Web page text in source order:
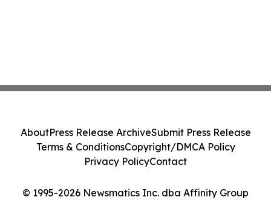
© 1995-2026 Newsmatics Inc. dba Affinity Group
AboutPress Release ArchiveSubmit Press Release
Terms & ConditionsCopyright/DMCA Policy
Privacy PolicyContact